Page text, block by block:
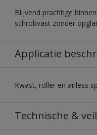
Blijvend prachtige
schrobvast zonder
Applicatie
Kwast, roller en airless
Technische &